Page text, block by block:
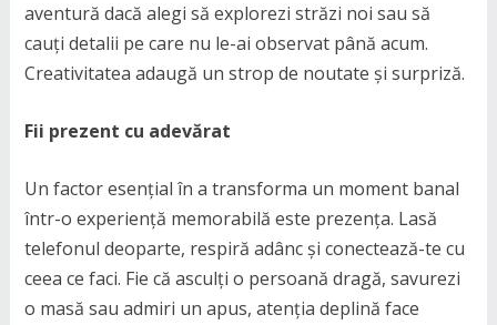
aventură dacă alegi să explorezi străzi noi sau să
cauți detalii pe care nu le-ai observat până acum.
Creativitatea adaugă un strop de noutate și surpriză.
Fii prezent cu adevărat
Un factor esențial în a transforma un moment banal
într-o experiență memorabilă este prezența. Lasă
telefonul deoparte, respiră adânc și conectează-te cu
ceea ce faci. Fie că asculți o persoană dragă, savurezi
o masă sau admiri un apus, atenția deplină face